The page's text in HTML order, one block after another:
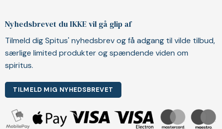
Nyhedsbrevet du IKKE vil gå glip af
Tilmeld dig Spitus' nyhedsbrev og få adgang til vilde tilbud,
særlige limited produkter og spændende viden om
spiritus.
TILMELD MIG NYHEDSBREVET